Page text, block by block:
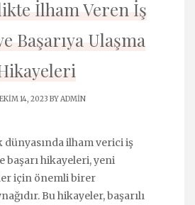
İlham Veren İş
Başarıya Ulaşma
14, 2023 BYADMIN
ilham verici iş
başarı hikayeleri, yeni
için önemli birer
Bu hikayeler, başarılı